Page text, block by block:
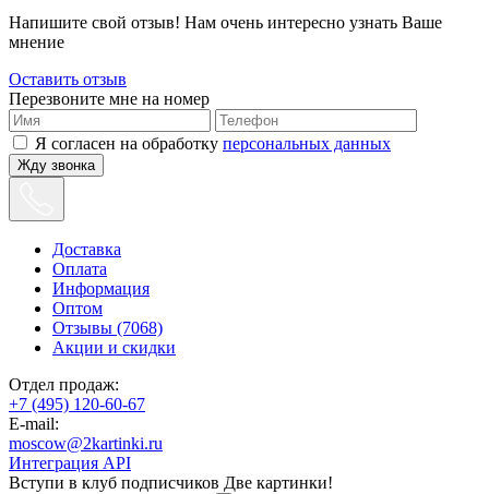
Напишите свой отзыв! Нам очень интересно узнать Ваше
мнение
Оставить отзыв
Перезвоните мне на номер
Я согласен на обработку персональных данных
Жду звонка
Доставка
Оплата
Информация
Оптом
Отзывы (7068)
Акции и скидки
Отдел продаж:
+7 (495) 120-60-67
E-mail:
moscow@2kartinki.ru
Интеграция API
Вступи в клуб подписчиков Две картинки!